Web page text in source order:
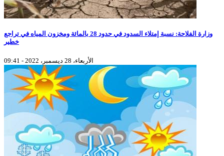
وزارة الفلاحة: نسبة إمتلاء السدود في حدود 28 بالمائة ومخزون المياه في تراجع
خطير
الأربعاء، 28 ديسمبر، 2022 - 09:41